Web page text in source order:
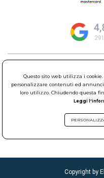
00015
Partita Iva: 01586761007 -
Sociale 1.600.000,00 Euro
Sede Operativa: Via
Scalo (RM) -
Copyright by
Questo sito web utilizza i
personalizzare contenuti ed
loro utilizzo. Chiudendo questa
Leggi